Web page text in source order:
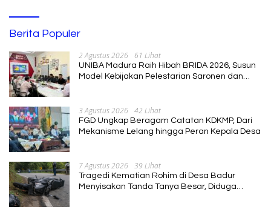
Berita Populer
2 Agustus 2026 61 Lihat
UNIBA Madura Raih Hibah BRIDA 2026, Susun
Model Kebijakan Pelestarian Saronen dan
3 Agustus 2026 42 Lihat
FGD Ungkap Beragam Catatan KDKMP, Dari
Mekanisme Lelang hingga Peran Kepala Desa
7 Agustus 2026 39 Lihat
Tragedi Kematian Rohim di Desa Badur
Menyisakan Tanda Tanya Besar, Diduga